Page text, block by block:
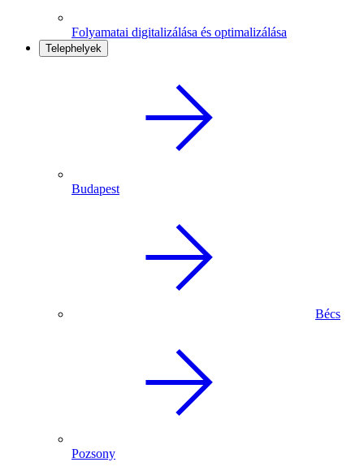
Folyamatai digitalizálása és optimalizálása
Telephelyek
Budapest
Bécs
Pozsony